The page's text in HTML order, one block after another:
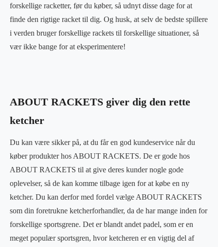
forskellige racketter, før du køber, så udnyt disse dage for at
finde den rigtige racket til dig. Og husk, at selv de bedste spillere
i verden bruger forskellige rackets til forskellige situationer, så
vær ikke bange for at eksperimentere!
ABOUT RACKETS giver dig den rette
ketcher
Du kan være sikker på, at du får en god kundeservice når du
køber produkter hos ABOUT RACKETS. De er gode hos
ABOUT RACKETS til at give deres kunder nogle gode
oplevelser, så de kan komme tilbage igen for at købe en ny
ketcher. Du kan derfor med fordel vælge ABOUT RACKETS
som din foretrukne ketcherforhandler, da de har mange inden for
forskellige sportsgrene. Det er blandt andet padel, som er en
meget populær sportsgren, hvor ketcheren er en vigtig del af